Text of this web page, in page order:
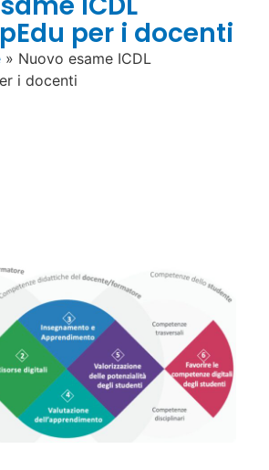
per i docenti
» Nuovo esame ICDL
i docenti